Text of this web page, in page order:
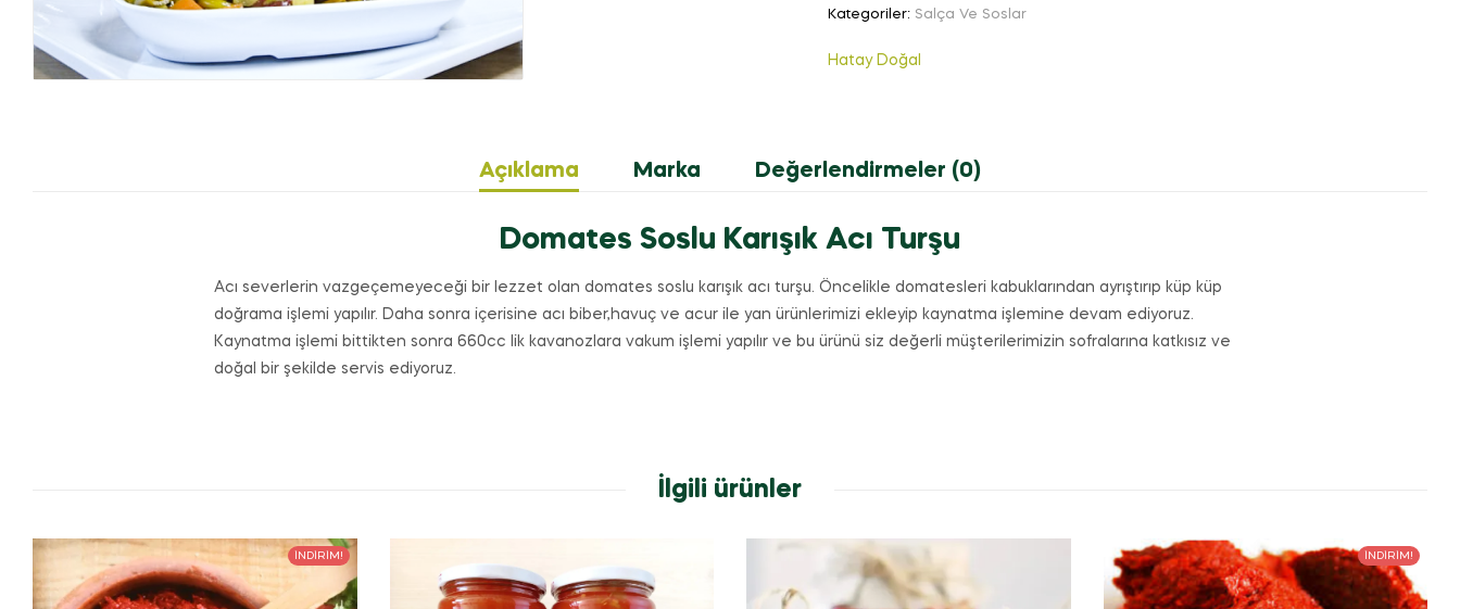
Kategoriler: Salça Ve Soslar
Hatay Doğal
Açıklama Marka Değerlendirmeler (0)
Domates Soslu Karışık Acı Turşu
Acı severlerin vazgeçemeyeceği bir lezzet olan domates soslu karışık acı turşu. Öncelikle domatesleri kabuklarından ayrıştırıp küp küp
doğrama işlemi yapılır. Daha sonra içerisine acı biber,havuç ve acur ile yan ürünlerimizi ekleyip kaynatma işlemine devam ediyoruz.
Kaynatma işlemi bittikten sonra 660cc lik kavanozlara vakum işlemi yapılır ve bu ürünü siz değerli müşterilerimizin sofralarına katkısız ve
doğal bir şekilde servis ediyoruz.
İlgili ürünler
İNDIRIM! İNDIRIM!